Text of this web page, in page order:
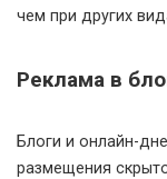
чем при других
Реклама в
Блоги и онлайн-
размещения